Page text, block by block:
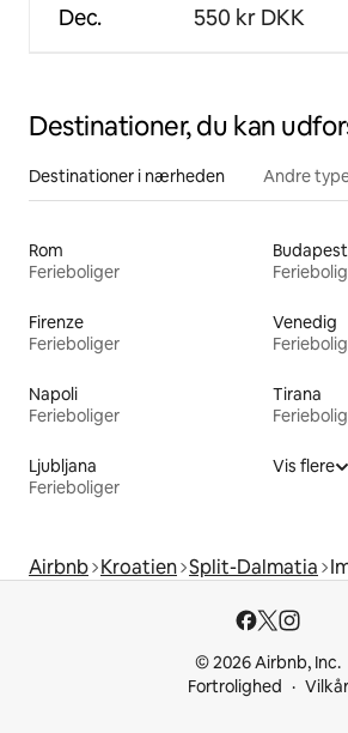
Dec. 550 kr DKK
Destinationer, du kan
Destinationer i nærheden Andre
Rom
Ferieboliger
Budapest
Firenze
Ferieboliger
Venedig
Napoli
Ferieboliger
Tirana
Ljubljana
Ferieboliger
Vis flere
Airbnb Kroatien Split-Dalmatia
© 2026 Airbnb, Inc.
Fortrolighed
Vilkår